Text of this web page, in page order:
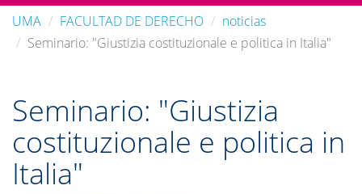
UMA
FACULTAD DE DERECHO
noticias
Seminario: "Giustizia costituzionale e politica in Italia"
Seminario: "Giustizia
costituzionale e politica in
Italia"